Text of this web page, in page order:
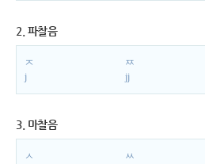
2. 파찰음
ㅈ
j
ㅉ
jj
3. 마찰음
ㅅ
ㅆ